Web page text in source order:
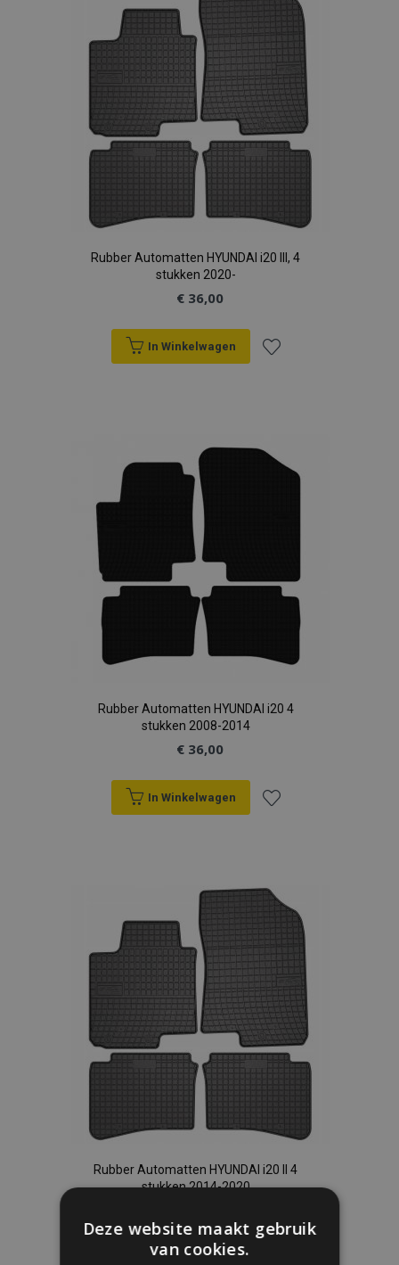
verlanglijst
Rubber Automatten HYUNDAI i20 III, 4
stukken 2020-
€ 36,00
In Winkelwagen
aan
verlanglijst
Rubber Automatten HYUNDAI i20 4
stukken 2008-2014
€ 36,00
In Winkelwagen
aan
verlanglijst
Rubber Automatten HYUNDAI i20 II 4
stukken 2014-2020
In Winkelwagen
Deze website maakt gebruik
van cookies.